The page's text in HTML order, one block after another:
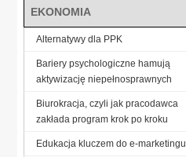
EKONOMIA
Alternatywy dla PPK
Bariery psychologiczne hamują
aktywizację niepełnosprawnych
Biurokracja, czyli jak pracodawca
zakłada program krok po kroku
Edukacja kluczem do e-marketingu